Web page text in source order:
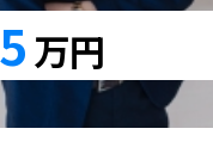
万円